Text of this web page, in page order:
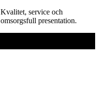
Kvalitet, service och
omsorgsfull presentation.